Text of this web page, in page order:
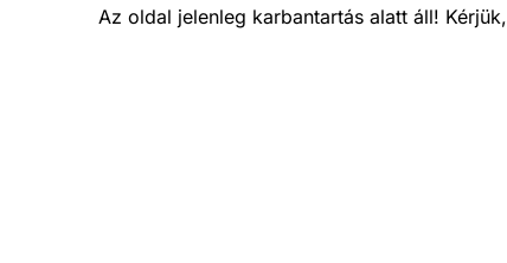
Az oldal jelenleg karbantartás alatt áll!